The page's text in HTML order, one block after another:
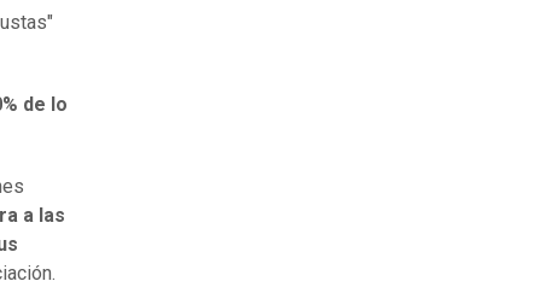
de lo
a las